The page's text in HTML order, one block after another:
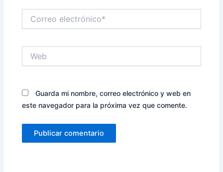
electrónico*
Guarda mi nombre, correo electrónico y web en
este navegador para la próxima vez que comente.